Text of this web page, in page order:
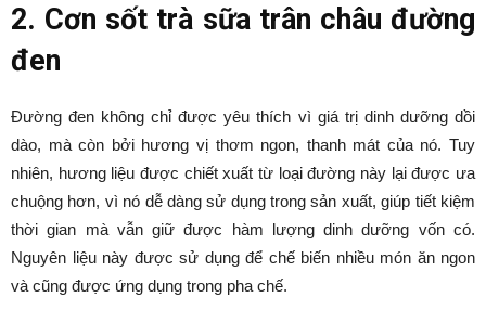
2. Cơn sốt trà sữa trân châu đường
đen
Đường đen không chỉ được yêu thích vì giá trị dinh dưỡng dồi
dào, mà còn bởi hương vị thơm ngon, thanh mát của nó. Tuy
nhiên, hương liệu được chiết xuất từ loại đường này lại được ưa
chuộng hơn, vì nó dễ dàng sử dụng trong sản xuất, giúp tiết kiệm
thời gian mà vẫn giữ được hàm lượng dinh dưỡng vốn có.
Nguyên liệu này được sử dụng để chế biến nhiều món ăn ngon
và cũng được ứng dụng trong pha chế.